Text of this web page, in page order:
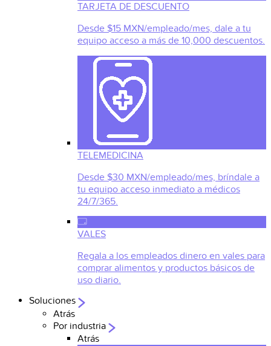
TARJETA DE DESCUENTO
Desde $15 MXN/empleado/mes, dale a tu
equipo acceso a más de 10,000 descuentos.
TELEMEDICINA
Desde $30 MXN/empleado/mes, bríndale a
tu equipo acceso inmediato a médicos
24/7/365.
VALES
Regala a los empleados dinero en vales para
comprar alimentos y productos básicos de
uso diario.
Soluciones
Atrás
Por industria
Atrás